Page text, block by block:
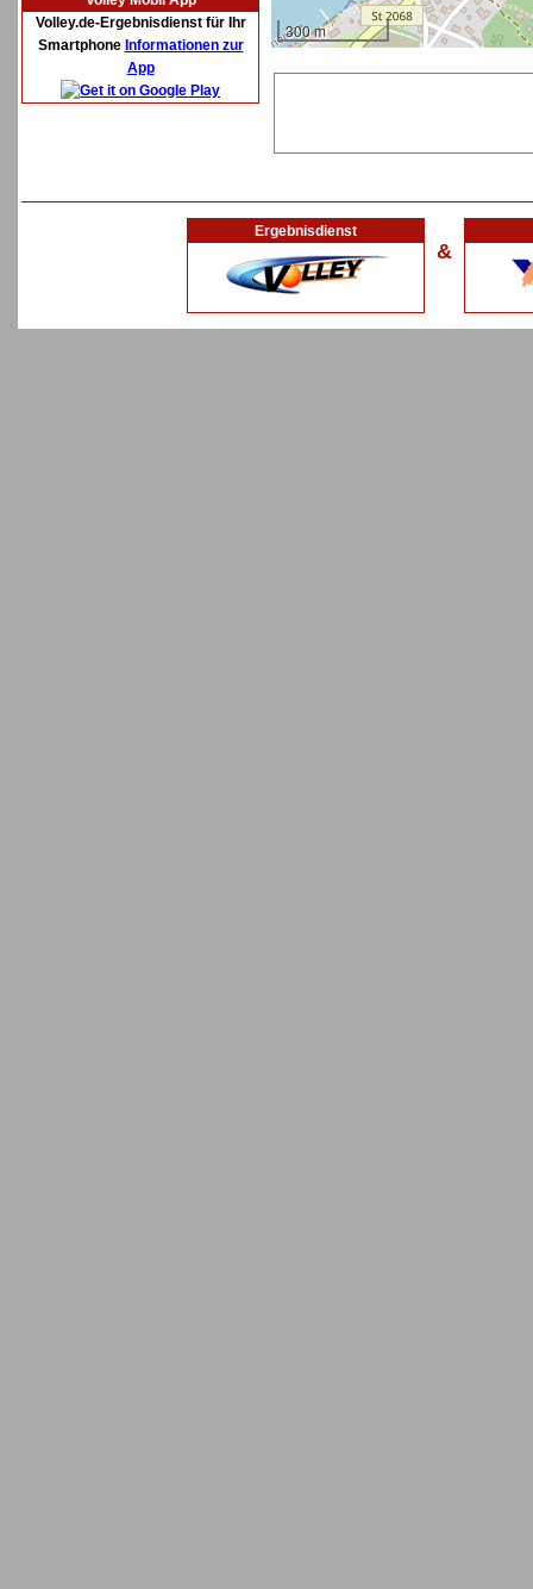
Volley.de-Ergebnisdienst für Ihr
Smartphone Informationen zur
App
300 m
Ergebnisdienst
&